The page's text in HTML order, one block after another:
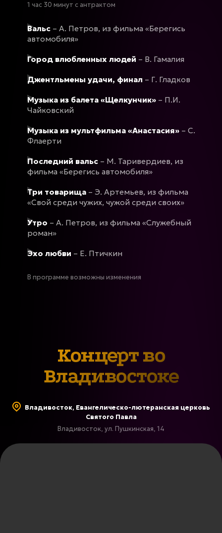
1 час 30 минут с антрактом
Вальс – А. Петров, из фильма «Берегись
автомобиля»
Город влюбленных людей – В. Гамалия
Джентльмены удачи, финал – Г. Гладков
Музыка из балета «Щелкунчик» – П.И.
Чайковский
Музыка из мультфильма «Анастасия» – С.
Флаерти
Последний вальс – М. Таривердиев, из
фильма «Берегись автомобиля»
Три товарища – Э. Артемьев, из фильма
«Свой среди чужих, чужой среди своих»
Утро – А. Петров, из фильма «Служебный
роман»
Эхо любви – Е. Птичкин
В программе возможны изменения
Концерт во
Владивостоке
Владивосток, Евангелическо-лютеранская церковь
Святого Павла
Владивосток, ул. Пушкинская, 14